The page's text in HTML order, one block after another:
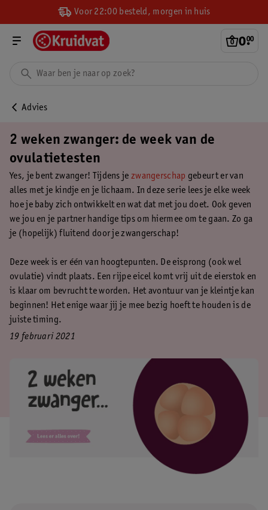
Voor 22:00 besteld, morgen in huis
0.
00
Advies
2 weken zwanger: de week van de
ovulatietesten
Yes, je bent zwanger! Tijdens je zwangerschap gebeurt er van
alles met je kindje en je lichaam. In deze serie lees je elke week
hoe je baby zich ontwikkelt en wat dat met jou doet. Ook geven
we jou en je partner handige tips om hiermee om te gaan. Zo ga
je (hopelijk) fluitend door je zwangerschap!
Deze week is er één van hoogtepunten. De eisprong (ook wel
ovulatie) vindt plaats. Een rijpe eicel komt vrij uit de eierstok en
is klaar om bevrucht te worden. Het avontuur van je kleintje kan
beginnen! Het enige waar jij je mee bezig hoeft te houden is de
juiste timing.
19 februari 2021